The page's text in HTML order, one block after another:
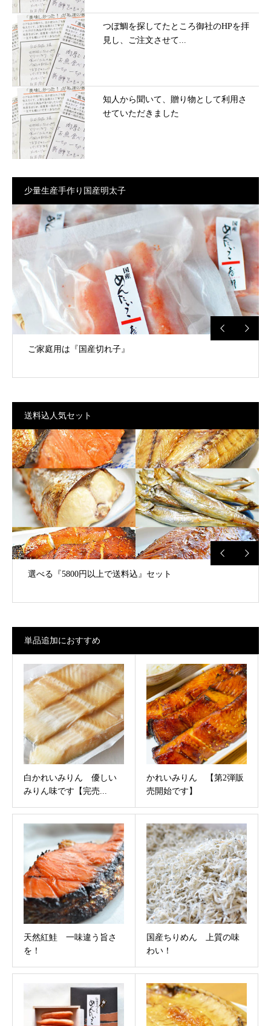
つぼ鯛を探してたところ御社のHPを拝
見し、ご注文させて...
知人から聞いて、贈り物として利用さ
せていただきました
少量生産手作り国産明太子
【送料込】明太子はこちら
送料込人気セット
少しずつを色々『千草』の”ろ”
単品追加におすすめ
白かれいみりん 優しい
みりん味です【完売...
かれいみりん 【第2弾販
売開始です】
天然紅鮭 一味違う旨さ
を！
国産ちりめん 上質の味
わい！